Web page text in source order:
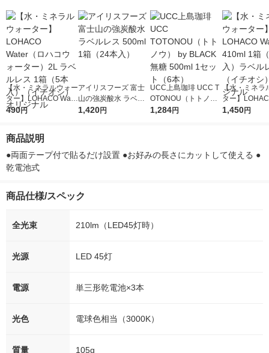
【水・ミネラルウォー
ター】LOHACO Wate
r（ロハコウォータ
シ） オリジナル
490円
アイリスフーズ 富士
山の強炭酸水 ラベル
レス 500ml 1箱（24
1,420円
UCC上島珈琲 UCC T
OTONOU（トトノ
ウ） by BLACK無糖 5
1,284円
【水・ミネラ
ター】
r 410ml 1箱（
1,450円
商品説明
●両面テープ付で貼るだけ設置 ●お好みの長さにカットして使える ●
乾電池式
商品仕様/スペック
全光束 210lm（LED45灯時）
光源 LED 45灯
電源 単三形乾電池×3本
光色 電球色相当（3000K）
質量 105g